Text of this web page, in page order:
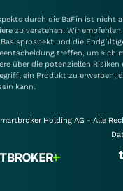
durch die BaFin ist nicht
zu verstehen. Wir
und die
treffen, um sich
über die potenziellen Risiken
ein Produkt zu erwerben,
kann.
Holding AG - Alle